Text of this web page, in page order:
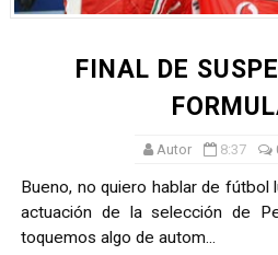
FINAL DE
Autor 8:37
Bueno, no quiero hablar de fútbol
actuación de la selección de
toquemos algo de autom...